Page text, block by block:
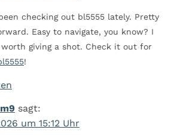
been checking out bl5555 lately. Pretty
Easy to navigate, you know? I
giving a shot. Check it out for
!
sagt:
um 15:12 Uhr